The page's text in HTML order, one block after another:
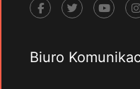
Biuro